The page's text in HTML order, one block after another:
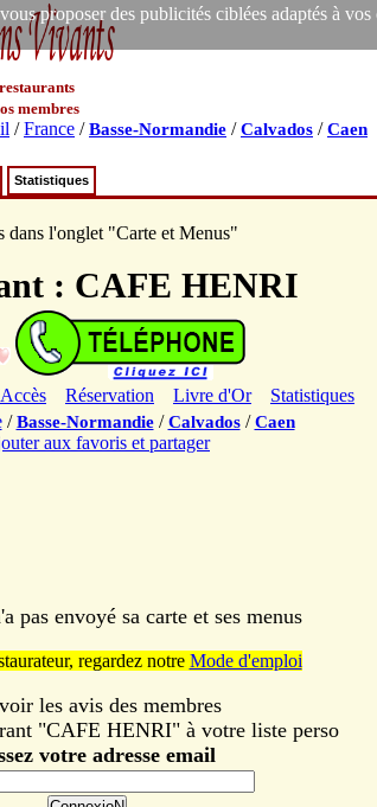
proposer des publicités ciblées adaptés à vos
membres
/France /Basse-Normandie /Calvados /Caen
Statistiques
dans l'onglet "Carte et Menus"
: CAFE HENRI
Réservation Livre d'Or
Statistiques
/Basse-Normandie/Calvados/Caen
pas envoyé sa carte et ses menus
regardez notre Mode d'emploi
les avis des membres
"CAFE HENRI" à votre liste perso
votre adresse email